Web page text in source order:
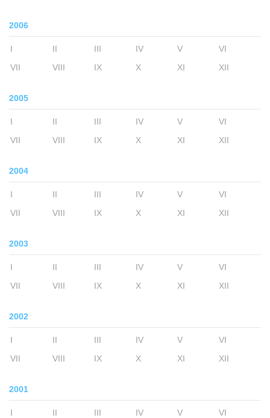
2006
I II III IV V
VI
VII
VIII IX X XI XII
2005
I II III IV V
VI
VII
VIII IX X XI XII
2004
I II III IV V
VI
VII
VIII IX X XI XII
2003
I II III IV V
VI
VII
VIII IX X XI XII
2002
I II III IV V
VI
VII
VIII IX X XI XII
2001
I II III IV V
VI